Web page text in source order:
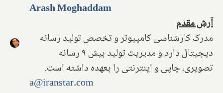
Arash Moghaddam
آرش مقدم
مدرک کارشناسی کامپیوتر و تخصص تولید رسانه
دیجیتال دارد و مدیریت تولید بیش ۹ رسانه
تصویری، چاپی و اینترنتی را بعهده داشته است.
a@iranstar.com